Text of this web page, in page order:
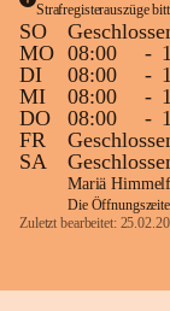
Strafregisterauszüge
SO
MO 08:00 -
DI
08:00 -
MI
08:00 -
DO
08:00 -
FR
SA
Mariä
Die
Zuletzt bearbeitet: